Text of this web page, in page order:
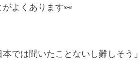
がよくあります👀
では聞いたことないし難しそう」